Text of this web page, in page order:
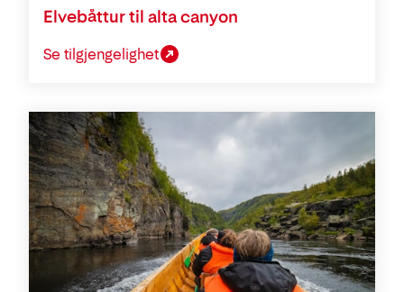
Elvebåttur til alta canyon
Se tilgjengelighet